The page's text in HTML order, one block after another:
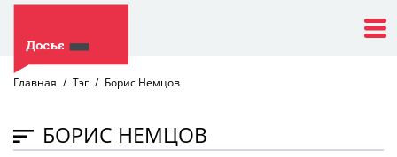
Главная Тэг Борис Немцов
БОРИС НЕМЦОВ